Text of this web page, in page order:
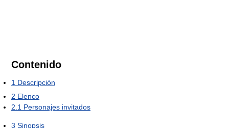
Contenido
1 Descripción
2 Elenco
2.1 Personajes invitados
3 Sinopsis